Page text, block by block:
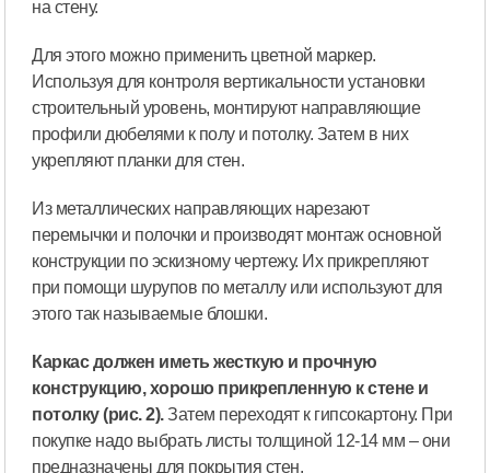
на стену.
Для этого можно применить цветной маркер.
Используя для контроля вертикальности установки
строительный уровень, монтируют направляющие
профили дюбелями к полу и потолку. Затем в них
укрепляют планки для стен.
Из металлических направляющих нарезают
перемычки и полочки и производят монтаж основной
конструкции по эскизному чертежу. Их прикрепляют
при помощи шурупов по металлу или используют для
этого так называемые блошки.
Каркас должен иметь жесткую и прочную
конструкцию, хорошо прикрепленную к стене и
потолку (рис. 2).Затем переходят к гипсокартону. При
покупке надо выбрать листы толщиной 12-14 мм – они
предназначены для покрытия стен.